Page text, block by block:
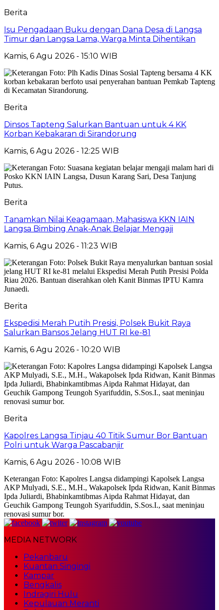
Berita
Isu Pengadaan Buku dengan Dana Desa di Langsa
Timur dan Langsa Lama, Warga Minta Dihentikan
Kamis, 6 Agu 2026 - 15:10 WIB
Berita
Dinsos Tapteng Salurkan Bantuan untuk 4 KK
Korban Kebakaran di Sirandorung
Kamis, 6 Agu 2026 - 12:25 WIB
Berita
Tanamkan Nilai Keagamaan, Mahasiswa KKN IAIN
Langsa Bimbing Anak-Anak Belajar Mengaji
Kamis, 6 Agu 2026 - 11:23 WIB
Berita
Ekspedisi Merah Putih Presisi, Polsek Bukit Raya
Salurkan Bansos Jelang HUT RI ke-81
Kamis, 6 Agu 2026 - 10:20 WIB
Berita
Kapolres Langsa Tinjau 40 Titik Sumur Bor Bantuan
Polri untuk Warga Pascabanjir
Kamis, 6 Agu 2026 - 10:08 WIB
Keterangan Foto: Kapolres Langsa didampingi Kapolsek Langsa
AKP Mulyadi, S.E., M.H., Wakapolsek Ipda Ridwan, Kanit Binmas
Ipda Juliardi, Bhabinkamtibmas Aipda Rahmat Hidayat, dan
Geuchik Gampong Teungoh Syarifuddin, S.Sos.I., saat meninjau
renovasi sumur bor.
MEDIA NETWORK
Pekanbaru
Kuantan Singingi
Kampar
Bengkalis
Indragiri Hulu
Kepulauan Meranti